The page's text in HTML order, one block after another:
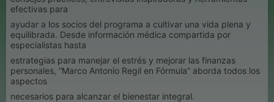
efectivas para
ayudar a los socios del programa a cultivar una vida plena y
equilibrada. Desde información médica compartida por
especialistas hasta
estrategias para manejar el estrés y mejorar las finanzas
personales, “Marco Antonio Regil en Fórmula” aborda todos los
aspectos
necesarios para alcanzar el bienestar integral.